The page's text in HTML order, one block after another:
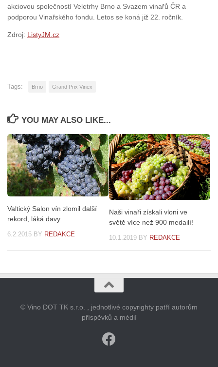
akciovou společností Veletrhy Brno a Svazem vinařů ČR a
podporou Vinařského fondu. Letos se koná již 22. ročník.
Zdroj: ListyJM.cz
Tags: Brno Grand Prix Vinex
YOU MAY ALSO LIKE...
Valtický Salon vín zlomil další
rekord, láká davy
6.2.2015 BY REDAKCE
Naši vinaři získali vloni ve
světě více než 900 medailí!
10.1.2019 BY REDAKCE
© Vino DOT TK s.r.o. , jednotlivé copyrighty patří autorům
příspěvků a médií